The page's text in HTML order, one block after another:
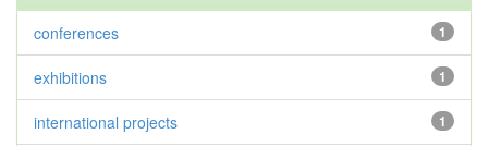
1
conferences
1
exhibitions
1
international projects